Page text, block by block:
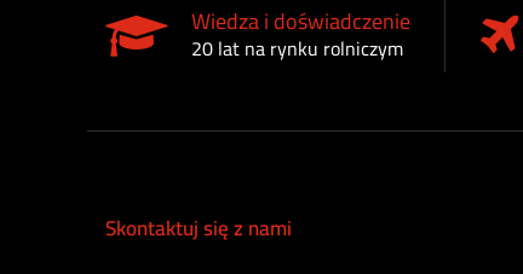
Wiedza i doświadczenie
20 lat na rynku rolniczym
Skontaktuj się z nami